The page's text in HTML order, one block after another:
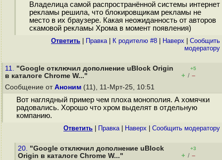
Владелица самой распространённой системы интернет
рекламы решила, что блокировщикам рекламы не
место в их браузере. Какая неожиданность от авторов
скамовой рекламы Хрома в момент появления)
Ответить Правка| К родителю #8 Наверх
Cообщить
модератору
11. "Google отключил дополнение uBlock Origin
в каталоге Chrome W..."
+5
+ / –
Сообщение от Аноним (11), 11-Мрт-25, 10:51
Вот наглядный пример чем плоха монополия. А хомячки
радовались. Хорошо что хром выделят в отдельную
компанию.
Ответить Правка| Наверх Cообщить модератору
20. "Google отключил дополнение uBlock
Origin в каталоге Chrome W..."
+3
+ / –